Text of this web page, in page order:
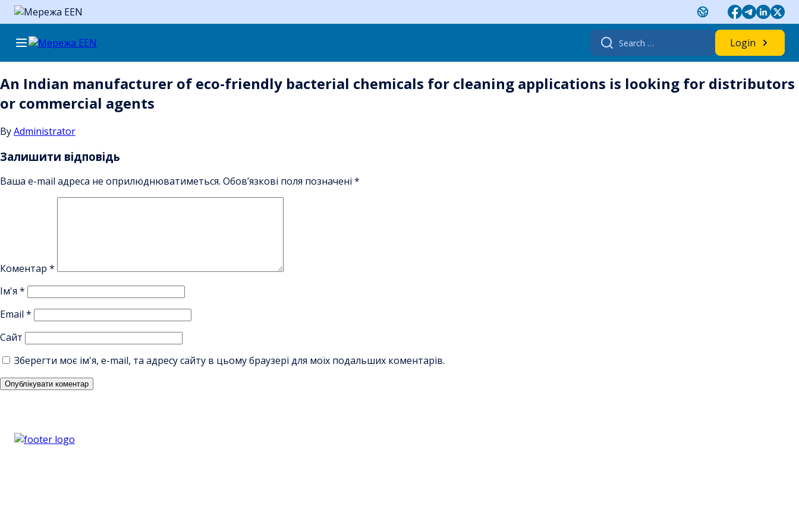
Skip
Search
for:
Login
An Indian manufacturer of eco-friendly bacterial chemicals for cleaning applications is looking for distributors
or commercial agents
ByAdministrator
Залишити відповідь
Ваша e-mail адреса не оприлюднюватиметься. Обов’язкові поля позначені *
Коментар *
Ім'я *
Email *
Сайт
Зберегти моє ім'я, e-mail, та адресу сайту в цьому браузері для моїх подальших коментарів.